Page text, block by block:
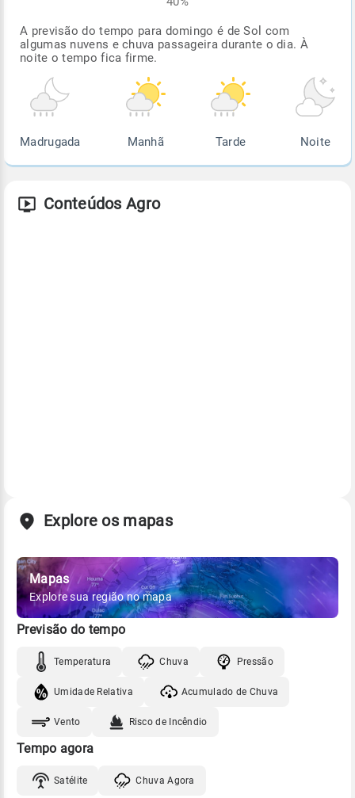
A previsão do tempo para domingo é de Sol com
algumas nuvens e chuva passageira durante o dia. À
noite o tempo fica firme.
Madrugada Manhã Tarde Noite
Conteúdos Agro
Explore os mapas
Mapas
Explore sua região no mapa
Previsão do tempo
Temperatura Chuva Pressão
Umidade Relativa Acumulado de Chuva
Vento Risco de Incêndio
Tempo agora
Satélite Chuva Agora